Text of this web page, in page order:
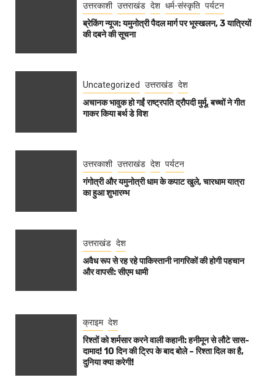
उत्तरकाशी उत्तराखंड देश धर्म-संस्कृति पर्यटन
ब्रेकिंग न्यूज: यमुनोत्री पैदल मार्ग पर भूस्खलन, 3 यात्रियों
की दबने की सूचना
Uncategorized उत्तराखंड देश
अचानक भावुक हो गईं राष्ट्रपति द्रौपदी मुर्मू, बच्चों ने गीत
गाकर किया बर्थ डे विश
उत्तरकाशी उत्तराखंड देश पर्यटन
गंगोत्री और यमुनोत्री धाम के कपाट खुले, चारधाम यात्रा
का हुआ शुभारम्भ
उत्तराखंड देश
अवैध रूप से रह रहे पाकिस्तानी नागरिकों की होगी पहचान
और वापसी: सीएम धामी
क्राइम देश
रिश्तों को शर्मसार करने वाली कहानी: हनीमून से लौटे सास-
दामाद! 10 दिन की ट्रिप के बाद बोले – रिश्ता दिल का है,
दुनिया क्या करेगी!